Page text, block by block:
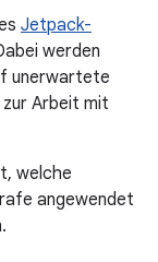
Jetpack-
werden
unerwartete
Arbeit mit
welche
angewendet